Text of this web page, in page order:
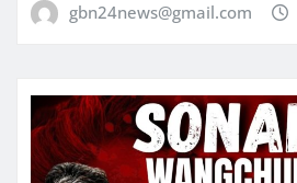
gbn24news@gmail.com